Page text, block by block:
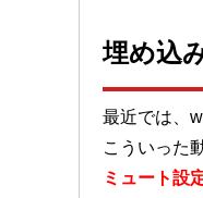
埋め込
最近では、
こういった
ミュート設